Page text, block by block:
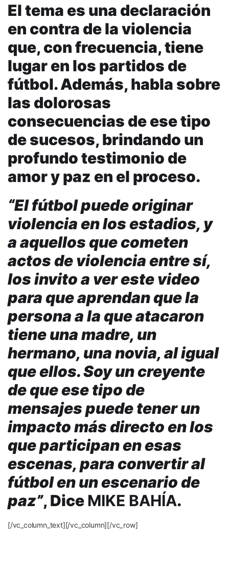
El tema es una declaración
en contra de la violencia
que, con frecuencia, tiene
lugar en los partidos de
fútbol. Además, habla sobre
las dolorosas
consecuencias de ese tipo
de sucesos, brindando un
profundo testimonio de
amor y paz en el proceso.
“El fútbol puede originar
violencia en los estadios, y
a aquellos que cometen
actos de violencia entre sí,
los invito a ver este video
para que aprendan que la
persona a la que atacaron
tiene una madre, un
hermano, una novia, al igual
que ellos. Soy un creyente
de que ese tipo de
mensajes puede tener un
impacto más directo en los
que participan en esas
escenas, para convertir al
fútbol en un escenario de
paz”, DiceMIKE BAHÍA.
[/vc_column_text][/vc_column][/vc_row]